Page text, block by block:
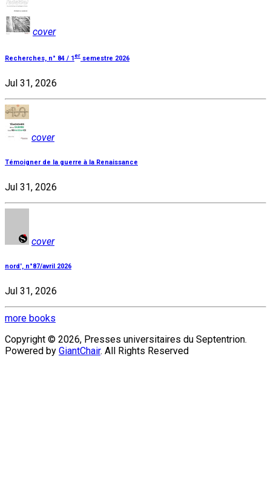
cover
Recherches, n° 84 / 1er semestre 2026
Jul 31, 2026
cover
Témoigner de la guerre à la Renaissance
Jul 31, 2026
cover
nord', n°87/avril 2026
Jul 31, 2026
more books
Copyright © 2026, Presses universitaires du Septentrion.
Powered by GiantChair. All Rights Reserved